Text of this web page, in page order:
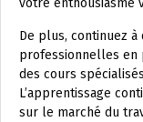
votre enthousiasme
De plus, continuez
professionnelles en
des cours
L’apprentissage
sur le marché du